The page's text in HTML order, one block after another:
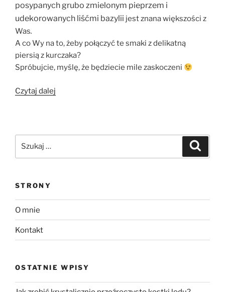
posypanych grubo zmielonym pieprzem i
udekorowanych liśćmi bazylii jest znana większości z
Was.
A co Wy na to, żeby połączyć te smaki z delikatną
piersią z kurczaka?
Spróbujcie, myślę, że będziecie mile zaskoczeni
Czytaj dalej
STRONY
O mnie
Kontakt
OSTATNIE WPISY